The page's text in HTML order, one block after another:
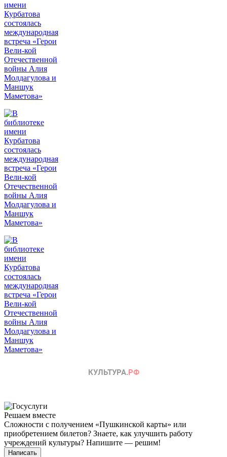
Решаем вместе
Сложности с получением «Пушкинской карты» или
приобретением билетов? Знаете, как улучшить работу
учреждений культуры? Напишите — решим!
Написать